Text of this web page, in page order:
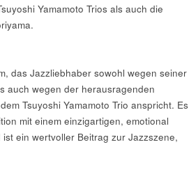
Yamamoto Trios als auch die
das Jazzliebhaber sowohl wegen seiner
auch wegen der herausragenden
Tsuyoshi Yamamoto Trio anspricht. Es
mit einem einzigartigen, emotional
ein wertvoller Beitrag zur Jazzszene,